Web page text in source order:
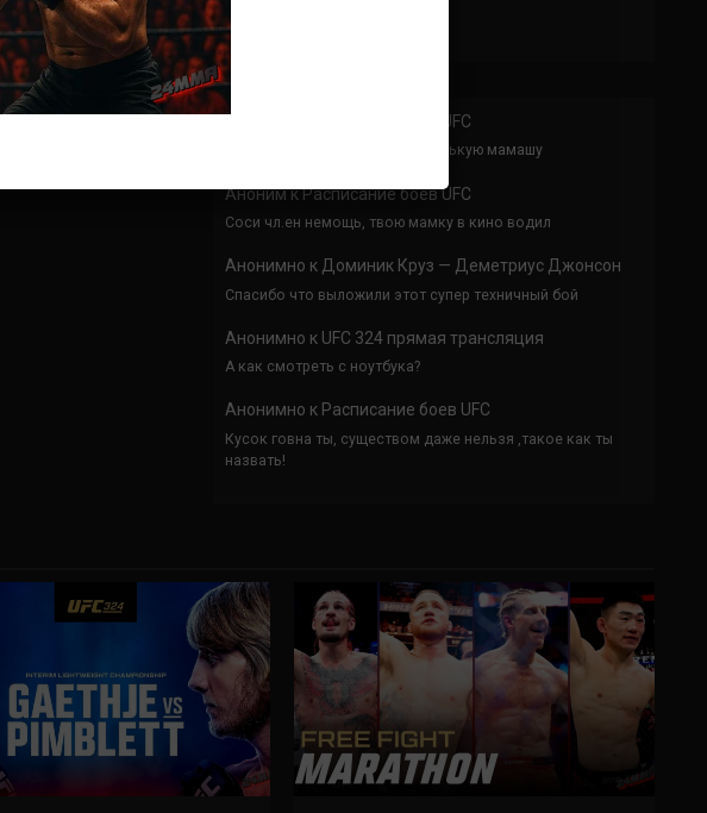
Расписание боев UFC
По буквам Я ебал твою толстенькую мамашу
АнонимкРасписание боев UFC
Соси чл.ен немощь, твою мамку в кино водил
Анонимно к Доминик Круз — Деметриус Джонсон
Спасибо что выложили этот супер техничный бой
Анонимно к UFC 324 прямая трансляция
А как смотреть с ноутбука?
Анонимно к Расписание боев UFC
Кусок говна ты, существом даже нельзя ,такое как ты
назвать!